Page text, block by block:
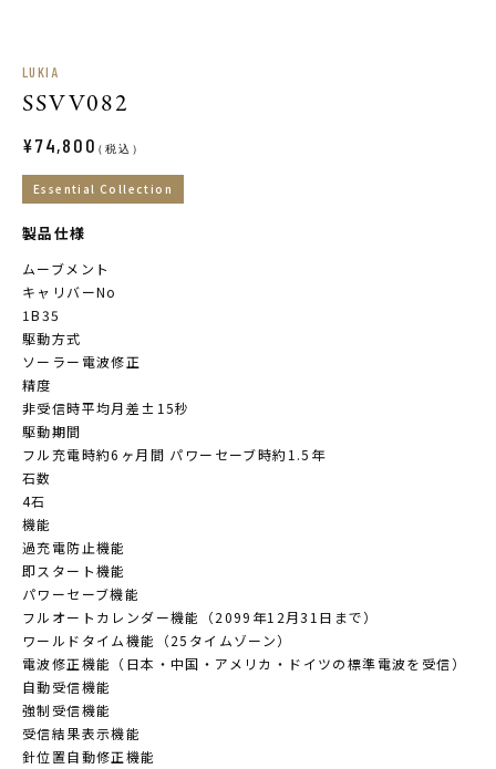
LUKIA
SSVV082
¥74,800（税込）
Essential Collection
製品仕様
ムーブメント
キャリバーNo
1B35
駆動方式
ソーラー電波修正
精度
非受信時平均月差±15秒
駆動期間
フル充電時約6ヶ月間 パワーセーブ時約1.5年
石数
4石
機能
過充電防止機能
即スタート機能
パワーセーブ機能
フルオートカレンダー機能（2099年12月31日まで）
ワールドタイム機能（25タイムゾーン）
電波修正機能（日本・中国・アメリカ・ドイツの標準電波を受信）
自動受信機能
強制受信機能
受信結果表示機能
針位置自動修正機能